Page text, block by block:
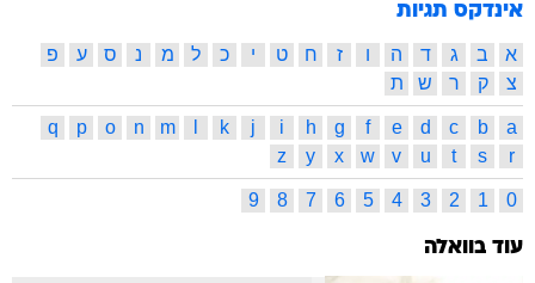
אינדקס תגיות
א ב ג ד ה ו ז ח ט י כ ל מ נ ס ע
פ
צ
ק ר ש ת
a
b
c
d
e
f
g
h
i
j
k
m
n
o
p
q
r
s
t
u
v
w
x
y
z
0
1
2
3
4
5
6
7
8
9
עוד בוואלה